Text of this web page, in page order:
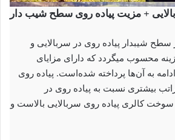
+ مزیت پیاده روی سطح شیب دار
شیبدار پیاده روی در سربالایی و
محسوب میگردد که دارای مزایای
به آن‌ها پرداخته شده‌است. پیاده ‌روی
بیشتری نسبت به پیاده ‌روی در
سوخت کالری پیاده روی سربالایی بالاست و